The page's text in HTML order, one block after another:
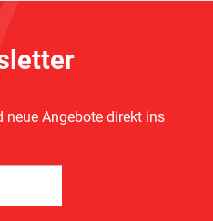
neue Angebote direkt ins